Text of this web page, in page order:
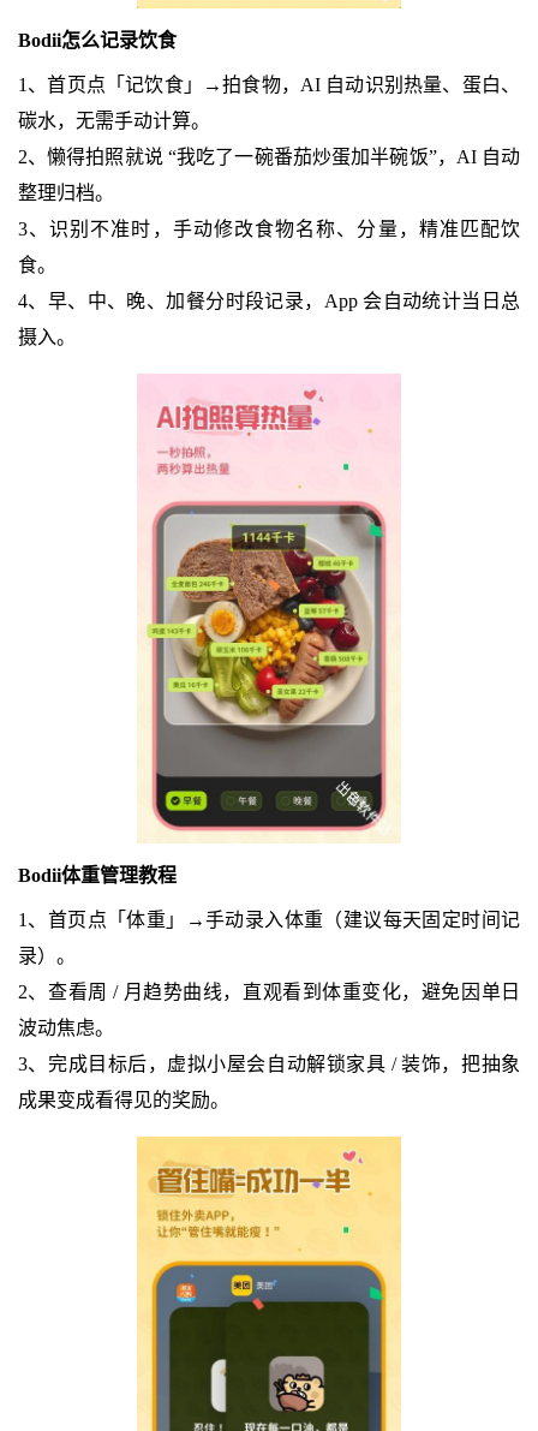
Bodii怎么记录饮食
1、首页点「记饮食」→拍食物，AI 自动识别热量、蛋白、
碳水，无需手动计算。
2、懒得拍照就说 “我吃了一碗番茄炒蛋加半碗饭”，AI 自动
整理归档。
3、识别不准时，手动修改食物名称、分量，精准匹配饮
食。
4、早、中、晚、加餐分时段记录，App 会自动统计当日总
摄入。
Bodii体重管理教程
1、首页点「体重」→手动录入体重（建议每天固定时间记
录）。
2、查看周 / 月趋势曲线，直观看到体重变化，避免因单日
波动焦虑。
3、完成目标后，虚拟小屋会自动解锁家具 / 装饰，把抽象
成果变成看得见的奖励。